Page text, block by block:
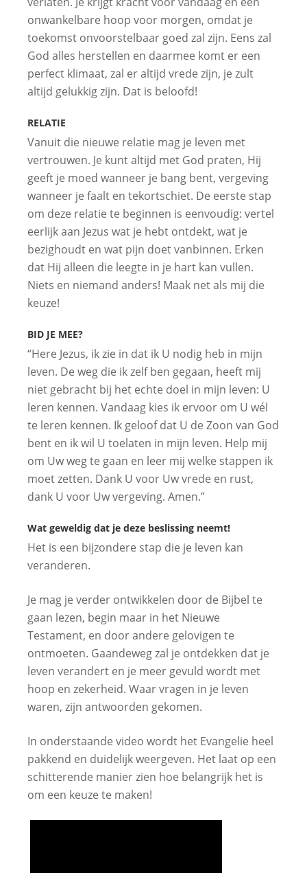
onwankelbare hoop voor morgen, omdat je
toekomst onvoorstelbaar goed zal zijn. Eens zal
God alles herstellen en daarmee komt er een
perfect klimaat, zal er altijd vrede zijn, je zult
altijd gelukkig zijn. Dat is beloofd!
RELATIE
Vanuit die nieuwe relatie mag je leven met
vertrouwen. Je kunt altijd met God praten, Hij
geeft je moed wanneer je bang bent, vergeving
wanneer je faalt en tekortschiet. De eerste stap
om deze relatie te beginnen is eenvoudig: vertel
eerlijk aan Jezus wat je hebt ontdekt, wat je
bezighoudt en wat pijn doet vanbinnen. Erken
dat Hij alleen die leegte in je hart kan vullen.
Niets en niemand anders! Maak net als mij die
keuze!
BID JE MEE?
“Here Jezus, ik zie in dat ik U nodig heb in mijn
leven. De weg die ik zelf ben gegaan, heeft mij
niet gebracht bij het echte doel in mijn leven: U
leren kennen. Vandaag kies ik ervoor om U wél
te leren kennen. Ik geloof dat U de Zoon van God
bent en ik wil U toelaten in mijn leven. Help mij
om Uw weg te gaan en leer mij welke stappen ik
moet zetten. Dank U voor Uw vrede en rust,
dank U voor Uw vergeving. Amen.”
Wat geweldig dat je deze beslissing neemt!
Het is een bijzondere stap die je leven kan
veranderen.
Je mag je verder ontwikkelen door de Bijbel te
gaan lezen, begin maar in het Nieuwe
Testament, en door andere gelovigen te
ontmoeten. Gaandeweg zal je ontdekken dat je
leven verandert en je meer gevuld wordt met
hoop en zekerheid. Waar vragen in je leven
waren, zijn antwoorden gekomen.
In onderstaande video wordt het Evangelie heel
pakkend en duidelijk weergeven. Het laat op een
schitterende manier zien hoe belangrijk het is
om een keuze te maken!